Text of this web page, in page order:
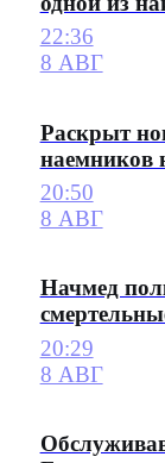
22:36
8 АВГ
Раскрыт
наемников
20:50
8 АВГ
Начмед
20:29
8 АВГ